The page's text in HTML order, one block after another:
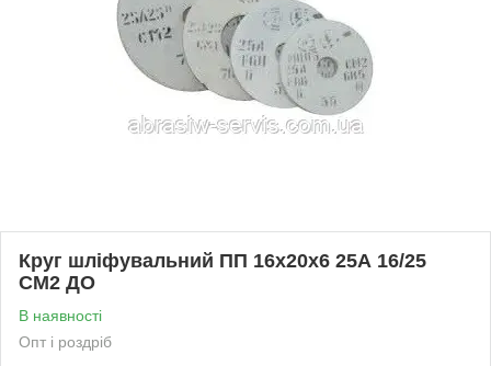
Круг шліфувальний ПП 16х20х6 25А 16/25
СМ2 ДО
В наявності
Опт і роздріб